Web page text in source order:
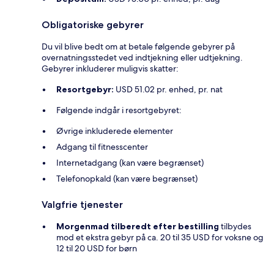
Obligatoriske gebyrer
Du vil blive bedt om at betale følgende gebyrer på
overnatningsstedet ved indtjekning eller udtjekning.
Gebyrer inkluderer muligvis skatter:
Resortgebyr: USD 51.02 pr. enhed, pr. nat
Følgende indgår i resortgebyret:
Øvrige inkluderede elementer
Adgang til fitnesscenter
Internetadgang (kan være begrænset)
Telefonopkald (kan være begrænset)
Valgfrie tjenester
Morgenmad tilberedt efter bestilling tilbydes
mod et ekstra gebyr på ca. 20 til 35 USD for voksne og
12 til 20 USD for børn